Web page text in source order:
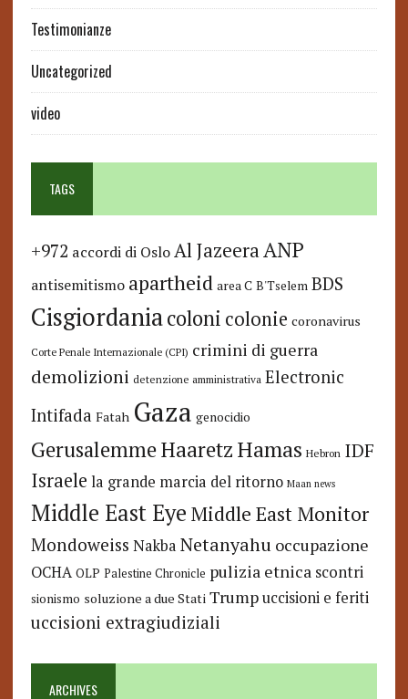
Testimonianze
Uncategorized
video
TAGS
+972 accordi di Oslo Al JazeeraANP
antisemitismo apartheid area C B'Tselem BDS
Cisgiordaniacoloni colonie coronavirus
Corte Penale Internazionale (CPI) crimini di guerra
demolizioni detenzione amministrativa Electronic
Intifada Fatah Gaza genocidio
GerusalemmeHaaretzHamas Hebron IDF
Israele la grande marcia del ritorno Maan news
Middle East Eye Middle East Monitor
Mondoweiss Nakba Netanyahu occupazione
OCHA OLP Palestine Chronicle pulizia etnica scontri
sionismo soluzione a due Stati Trump uccisioni e feriti
uccisioni extragiudiziali
ARCHIVES